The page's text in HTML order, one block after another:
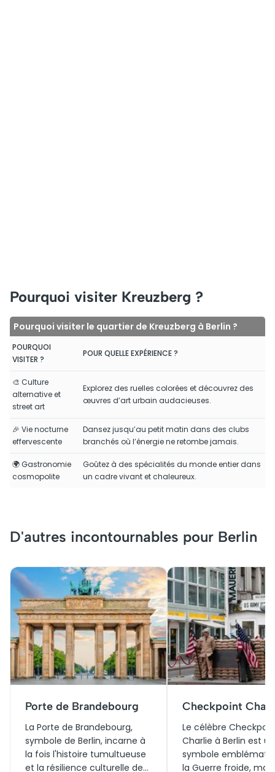
Pourquoi visiter Kreuzberg ?
Pourquoi visiter le quartier de Kreuzberg à Berlin ?
POURQUOI
VISITER ?
POUR QUELLE EXPÉRIENCE ?
🎨 Culture
alternative et
street art
Explorez des ruelles colorées et découvrez des
œuvres d’art urbain audacieuses.
🎉 Vie nocturne
effervescente
Dansez jusqu’au petit matin dans des clubs
branchés où l’énergie ne retombe jamais.
🌍 Gastronomie
cosmopolite
Goûtez à des spécialités du monde entier dans
un cadre vivant et chaleureux.
D'autres incontournables pour Berlin
Porte de Brandebourg
La Porte de Brandebourg,
symbole de Berlin, incarne à
la fois l'histoire tumultueuse
et la résilience culturelle de
Checkpoint
Le célèbre
Charlie à Berlin est un
symbole
la Guerre froide,